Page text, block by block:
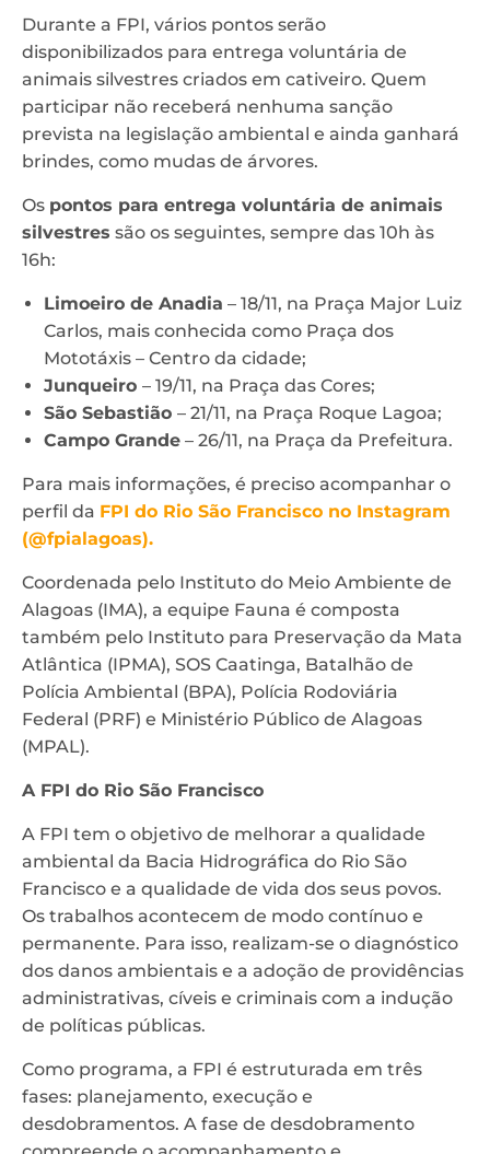
Durante a FPI, vários pontos serão
disponibilizados para entrega voluntária de
animais silvestres criados em cativeiro. Quem
participar não receberá nenhuma sanção
prevista na legislação ambiental e ainda ganhará
brindes, como mudas de árvores.
Os pontos para entrega voluntária de animais
silvestres são os seguintes, sempre das 10h às
16h:
Limoeiro de Anadia – 18/11, na Praça Major Luiz
Carlos, mais conhecida como Praça dos
Mototáxis – Centro da cidade;
Junqueiro – 19/11, na Praça das Cores;
São Sebastião – 21/11, na Praça Roque Lagoa;
Campo Grande – 26/11, na Praça da Prefeitura.
Para mais informações, é preciso acompanhar o
perfil da FPI do Rio São Francisco no Instagram
(@fpialagoas).
Coordenada pelo Instituto do Meio Ambiente de
Alagoas (IMA), a equipe Fauna é composta
também pelo Instituto para Preservação da Mata
Atlântica (IPMA), SOS Caatinga, Batalhão de
Polícia Ambiental (BPA), Polícia Rodoviária
Federal (PRF) e Ministério Público de Alagoas
(MPAL).
A FPI do Rio São Francisco
A FPI tem o objetivo de melhorar a qualidade
ambiental da Bacia Hidrográfica do Rio São
Francisco e a qualidade de vida dos seus povos.
Os trabalhos acontecem de modo contínuo e
permanente. Para isso, realizam-se o diagnóstico
dos danos ambientais e a adoção de providências
administrativas, cíveis e criminais com a indução
de políticas públicas.
Como programa, a FPI é estruturada em três
fases: planejamento, execução e
desdobramentos. A fase de desdobramento